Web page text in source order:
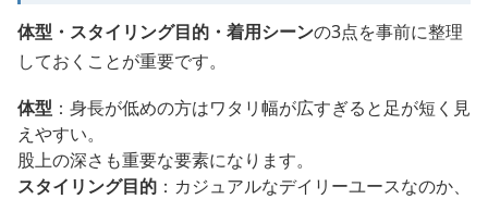
体型・スタイリング目的・着用シーンの3点を事前に整理
しておくことが重要です。
体型 ：身長が低めの方はワタリ幅が広すぎると足が短く見
えやすい。
股上の深さも重要な要素になります。
スタイリング目的 ：カジュアルなデイリーユースなのか、